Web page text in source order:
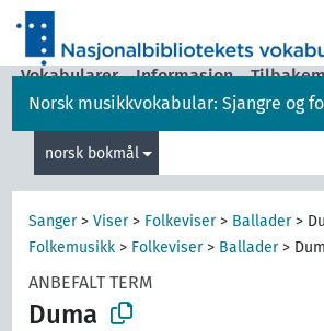
Grensesnittspråk: norsk bokmål
Vokabularer Informasjon
Norsk musikkvokabular: Sjangre og
norsk bokmål
Sanger>Viser> Folkeviser> Ballader>
Folkemusikk > Folkeviser> Ballader>
ANBEFALT TERM
Duma